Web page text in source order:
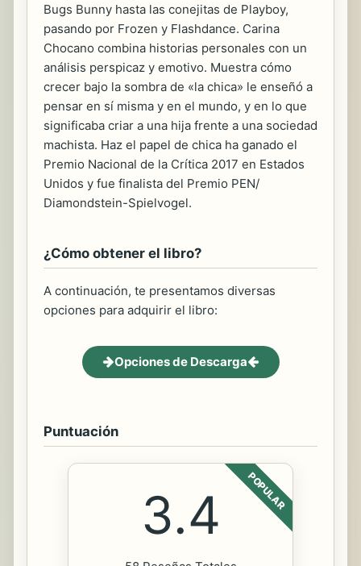
Bugs Bunny hasta las conejitas de Playboy,
pasando por Frozen y Flashdance. Carina
Chocano combina historias personales con un
análisis perspicaz y emotivo. Muestra cómo
crecer bajo la sombra de «la chica» le enseñó a
pensar en sí misma y en el mundo, y en lo que
significaba criar a una hija frente a una sociedad
machista. Haz el papel de chica ha ganado el
Premio Nacional de la Crítica 2017 en Estados
Unidos y fue finalista del Premio PEN/
Diamondstein-Spielvogel.
¿Cómo obtener el libro?
A continuación, te presentamos diversas
opciones para adquirir el libro:
Opciones de Descarga
Puntuación
POPULAR
3.4